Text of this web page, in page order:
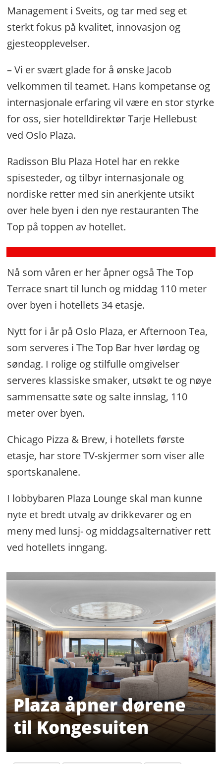
Management i Sveits, og tar med seg et
sterkt fokus på kvalitet, innovasjon og
gjesteopplevelser.
– Vi er svært glade for å ønske Jacob
velkommen til teamet. Hans kompetanse og
internasjonale erfaring vil være en stor styrke
for oss, sier hotelldirektør Tarje Hellebust
ved Oslo Plaza.
Radisson Blu Plaza Hotel har en rekke
spisesteder, og tilbyr internasjonale og
nordiske retter med sin anerkjente utsikt
over hele byen i den nye restauranten The
Top på toppen av hotellet.
Omsatte
for
en
halv
–
nå
pusser
de
opp
alle
Nå som våren er her åpner også The Top
Terrace snart til lunch og middag 110 meter
over byen i hotellets 34 etasje.
Nytt for i år på Oslo Plaza, er Afternoon Tea,
som serveres i The Top Bar hver lørdag og
søndag. I rolige og stilfulle omgivelser
serveres klassiske smaker, utsøkt te og nøye
sammensatte søte og salte innslag, 110
meter over byen.
Chicago Pizza & Brew, i hotellets første
etasje, har store TV-skjermer som viser alle
sportskanalene.
I lobbybaren Plaza Lounge skal man kunne
nyte et bredt utvalg av drikkevarer og en
meny med lunsj- og middagsalternativer rett
ved hotellets inngang.
Plaza åpner dørene
til Kongesuiten